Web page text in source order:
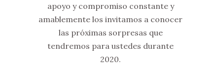
apoyo y compromiso constante y
amablemente los invitamos a conocer
las próximas sorpresas que
tendremos para ustedes durante
2020.